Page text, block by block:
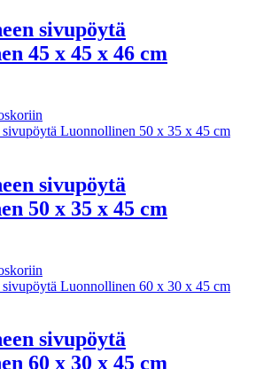
sivupöytä
45 x 45 x 46 cm
sivupöytä
50 x 35 x 45 cm
sivupöytä
60 x 30 x 45 cm